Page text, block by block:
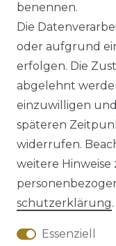
Impressum
AGB
benennen.
Die
oder aufgrund
erfolgen. Die
abgelehnt
einzuwilligen
späteren
widerrufen.
weitere
schutz­erklärung.
Essenziell